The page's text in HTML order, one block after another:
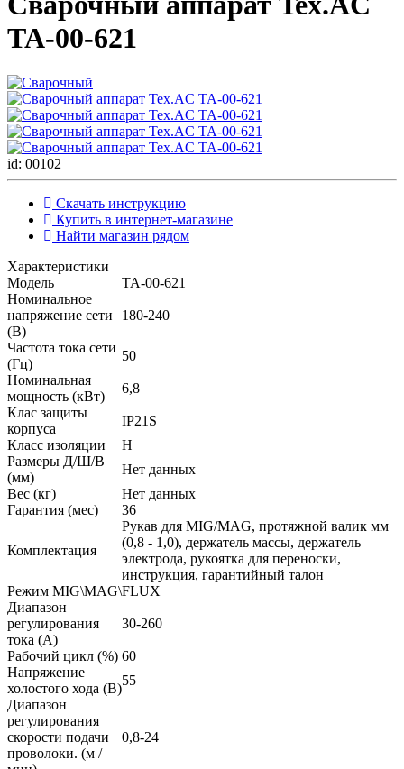
ТА-00-621
id: 00102
Скачать инструкцию
Купить в интернет-магазине
Найти магазин рядом
Характеристики
Модель
ТА-00-621
Номинальное
напряжение сети
(В)
180-240
Частота тока сети
(Гц)
50
Номинальная
мощность (кВт)
6,8
Клас защиты
корпуса
IP21S
Класс изоляции
H
Размеры Д/Ш/В
(мм)
Нет данных
Вес (кг)
Нет данных
Гарантия (мес)
36
Комплектация
Рукав для MIG/MAG, протяжной валик мм
(0,8 - 1,0), держатель массы, держатель
электрода, рукоятка для переноски,
инструкция, гарантийный талон
Режим MIG\MAG\FLUX
Диапазон
регулирования
тока (А)
30-260
Рабочий цикл (%) 60
Напряжение
холостого хода (В)
55
Диапазон
регулирования
скорости подачи
проволоки. (м /
0,8-24